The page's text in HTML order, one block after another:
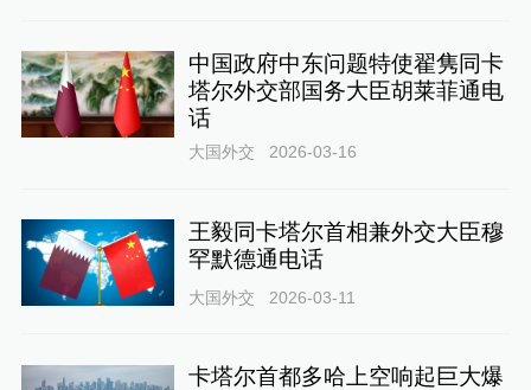
中国政府中东问题特使翟隽同卡
塔尔外交部国务大臣胡莱菲通电
话
大国外交 2026-03-16
王毅同卡塔尔首相兼外交大臣穆
罕默德通电话
大国外交 2026-03-11
卡塔尔首都多哈上空响起巨大爆